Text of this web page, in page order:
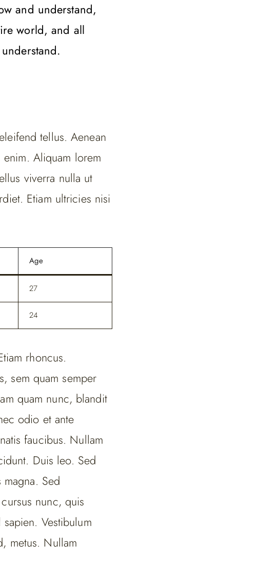
and understand,
world, and all
tellus. Aenean
Aliquam lorem
viverra nulla ut
Etiam ultricies nisi
Age
27
24
rhoncus.
sem quam semper
quam nunc, blandit
odio et ante
faucibus. Nullam
Duis leo. Sed
Sed
nunc, quis
Vestibulum
metus. Nullam